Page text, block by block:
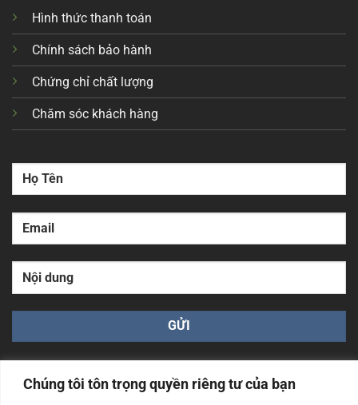
Chúng tôi tôn trọng quyền riêng tư của bạn
Hình thức thanh toán
Chính sách bảo hành
Chứng chỉ chất lượng
Chăm sóc khách hàng